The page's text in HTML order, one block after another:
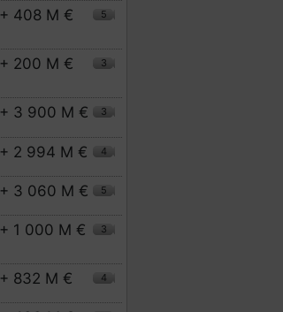
+ 408 M € 5
+ 200 M € 3
+ 3 900 M € 3
+ 2 994 M € 4
+ 3 060 M € 5
+ 1 000 M € 3
+ 832 M € 4